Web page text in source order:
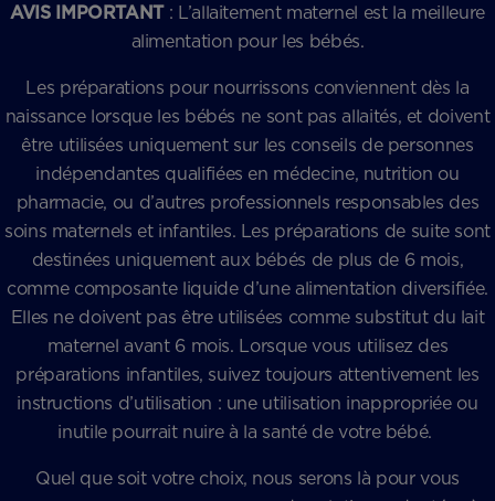
AVIS IMPORTANT : L’allaitement maternel est la meilleure
alimentation pour les bébés.
Les préparations pour nourrissons conviennent dès la
naissance lorsque les bébés ne sont pas allaités, et doivent
être utilisées uniquement sur les conseils de personnes
indépendantes qualifiées en médecine, nutrition ou
pharmacie, ou d’autres professionnels responsables des
soins maternels et infantiles. Les préparations de suite sont
destinées uniquement aux bébés de plus de 6 mois,
comme composante liquide d’une alimentation diversifiée.
Elles ne doivent pas être utilisées comme substitut du lait
maternel avant 6 mois. Lorsque vous utilisez des
préparations infantiles, suivez toujours attentivement les
instructions d’utilisation : une utilisation inappropriée ou
inutile pourrait nuire à la santé de votre bébé.
Quel que soit votre choix, nous serons là pour vous